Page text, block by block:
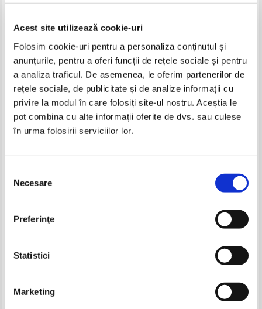
Acest site utilizează cookie-uri
Folosim cookie-uri pentru a personaliza conținutul și
anunțurile, pentru a oferi funcții de rețele sociale și pentru
a analiza traficul. De asemenea, le oferim partenerilor de
rețele sociale, de publicitate și de analize informații cu
privire la modul în care folosiți site-ul nostru. Aceștia le
pot combina cu alte informații oferite de dvs. sau culese
în urma folosirii serviciilor lor.
consimțământului
Necesare
Preferinţe
Statistici
Marketing
Stephen King - Talismanul (3
volume)
Pret:140,00Lei 105,00 Lei
Adaugă în coș
Douglas Adams - Ghidul
autostopistului galactic
Pret:60,00 Lei
Chris Columbus - Casa secretelor
(3 volume)
Roslund si Hellstrom - Trei